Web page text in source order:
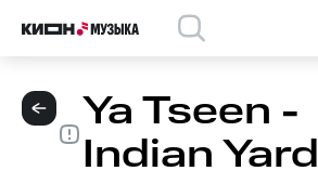
Ya Tseen -
Indian Yard